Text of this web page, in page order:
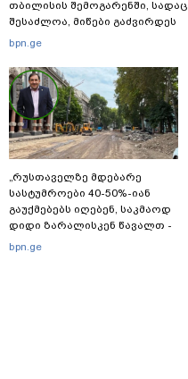
თბილისის შემოგარენში, სადაც
შესაძლოა, მიწები გაძვირდეს
bpn.ge
„რუსთაველზე მდებარე
სასტუმროები 40-50%-იან
გაუქმებებს იღებენ, საკმაოდ
დიდი ზარალისკენ წავალთ -
მეგონა, ვიღაც მოიფიქრებდა
bpn.ge